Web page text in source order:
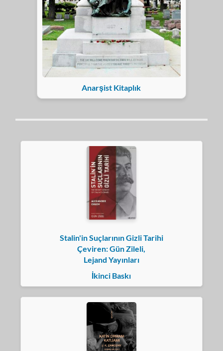
Anarşist Kitaplık
Stalin'in Suçlarının Gizli Tarihi
Çeviren: Gün Zileli,
Lejand Yayınları
İkinci Baskı